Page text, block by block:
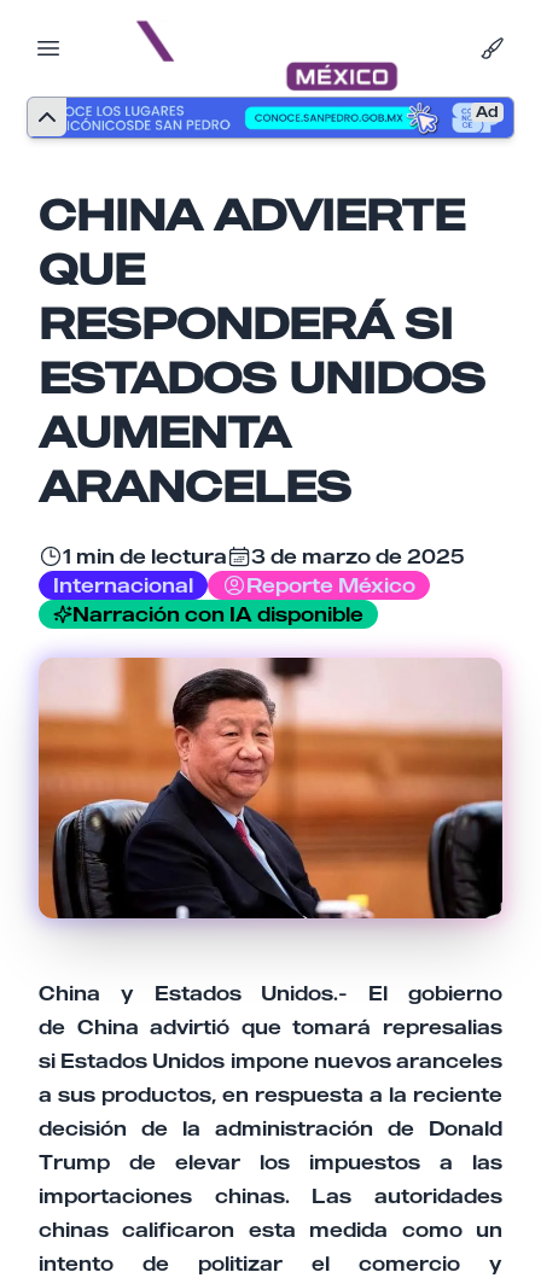
Ad
CHINA ADVIERTE
QUE
RESPONDERÁ SI
ESTADOS UNIDOS
AUMENTA
ARANCELES
1 min de lectura
3 de marzo de 2025
Internacional
Reporte México
Narración con IA disponible
China y Estados Unidos.- El gobierno
de China advirtió que tomará represalias
si Estados Unidos impone nuevos aranceles
a sus productos, en respuesta a la reciente
decisión de la administración de Donald
Trump de elevar los impuestos a las
importaciones chinas. Las autoridades
chinas calificaron esta medida como un
intento de politizar el comercio y
Nombre
Email
Tu comentario
Cancelar Enviar comentario